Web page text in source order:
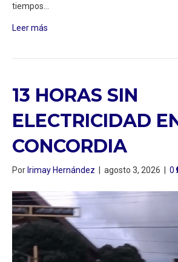
tiempos…
Leer más
13 HORAS SIN
ELECTRICIDAD
CONCORDIA
Por Irimay Hernández agosto 3, 2026 0